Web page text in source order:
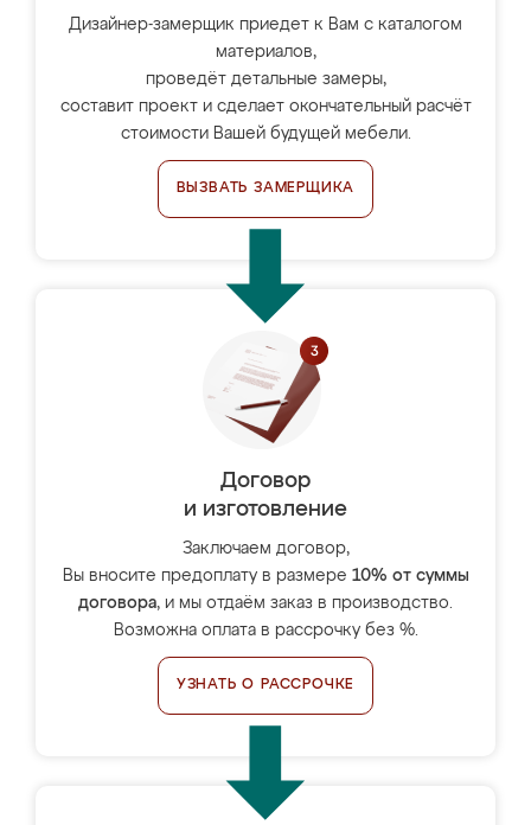
Дизайнер-замерщик приедет к Вам с каталогом
материалов,
проведёт детальные замеры,
составит проект и сделает окончательный расчёт
стоимости Вашей будущей мебели.
ВЫЗВАТЬ ЗАМЕРЩИКА
Договор
и изготовление
Заключаем договор,
Вы вносите предоплату в размере 10% от суммы
договора, и мы отдаём заказ в производство.
Возможна оплата в рассрочку без %.
УЗНАТЬ О РАССРОЧКЕ